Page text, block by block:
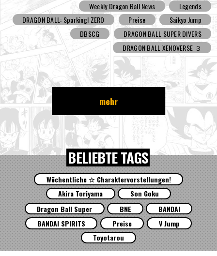
Weekly Dragon Ball News
Legends
DRAGON BALL: Sparking! ZERO
Preise
Saikyo Jump
DBSCG
DRAGON BALL SUPER DIVERS
DRAGON BALL XENOVERSE ３
mehr
BELIEBTE TAGS
Wöchentliche ☆ Charaktervorstellungen!
Akira Toriyama
Son Goku
Dragon Ball Super
BNE
BANDAI
BANDAI SPIRITS
Preise
V Jump
Toyotarou